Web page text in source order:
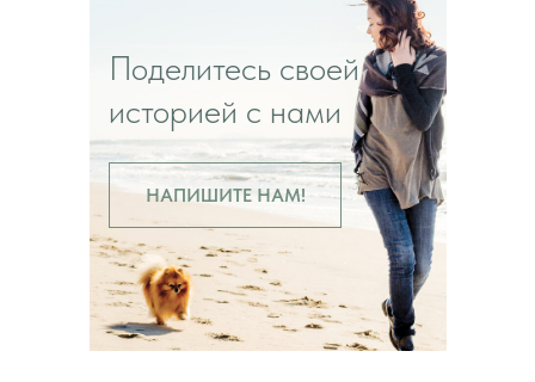
Поделитесь своей
историей с нами
НАПИШИТЕ НАМ!